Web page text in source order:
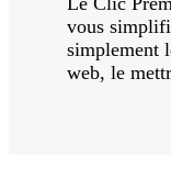
vous
simplement
web, le